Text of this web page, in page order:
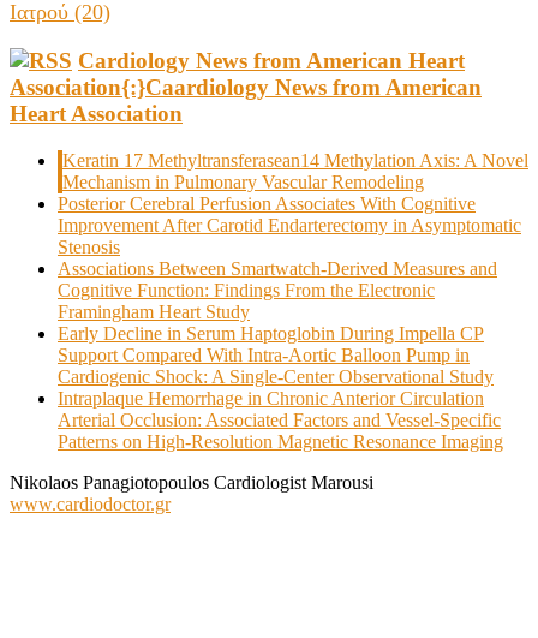
Ιατρού (20)
Cardiology News from American Heart
Association{:}Caardiology News from American
Heart Association
Keratin 17 Methyltransferasean14 Methylation Axis: A Novel
Mechanism in Pulmonary Vascular Remodeling
Posterior Cerebral Perfusion Associates With Cognitive
Improvement After Carotid Endarterectomy in Asymptomatic
Stenosis
Associations Between Smartwatch‐Derived Measures and
Cognitive Function: Findings From the Electronic
Framingham Heart Study
Early Decline in Serum Haptoglobin During Impella CP
Support Compared With Intra‐Aortic Balloon Pump in
Cardiogenic Shock: A Single‐Center Observational Study
Intraplaque Hemorrhage in Chronic Anterior Circulation
Arterial Occlusion: Associated Factors and Vessel‐Specific
Patterns on High‐Resolution Magnetic Resonance Imaging
Nikolaos Panagiotopoulos Cardiologist Marousi
www.cardiodoctor.gr